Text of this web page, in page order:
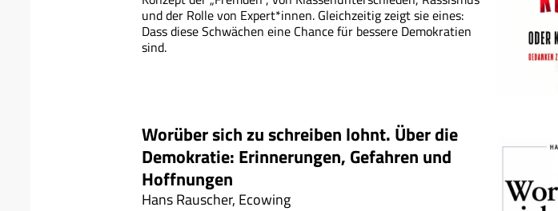
und der Rolle von Expert*innen. Gleichzeitig zeigt sie eines:
Dass diese Schwächen eine Chance für bessere Demokratien
sind.
Worüber sich zu schreiben lohnt. Über die
Demokratie: Erinnerungen, Gefahren und
Hoffnungen
Hans Rauscher, Ecowing